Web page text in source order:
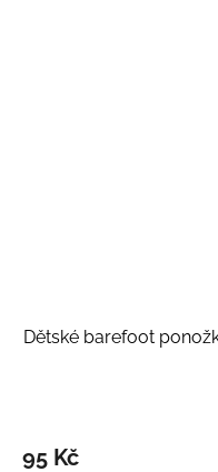
Dětské barefoot
95 Kč